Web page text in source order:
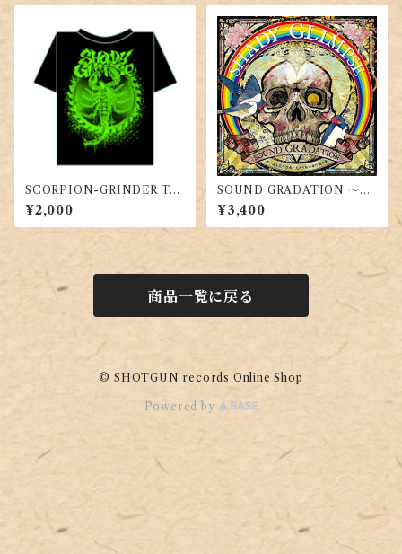
SCORPION-GRINDER T-s
hirt
¥2,000
SOUND GRADATION ～想
い濡る花の涙雨と光さす虹の
架け橋の章～
¥3,400
商品一覧に戻る
© SHOTGUN records Online Shop
Powered by